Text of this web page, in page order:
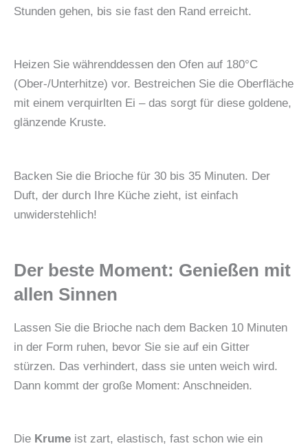
Stunden gehen, bis sie fast den Rand erreicht.
Heizen Sie währenddessen den Ofen auf 180°C
(Ober-/Unterhitze) vor. Bestreichen Sie die Oberfläche
mit einem verquirlten Ei – das sorgt für diese goldene,
glänzende Kruste.
Backen Sie die Brioche für 30 bis 35 Minuten. Der
Duft, der durch Ihre Küche zieht, ist einfach
unwiderstehlich!
Der beste Moment: Genießen mit
allen Sinnen
Lassen Sie die Brioche nach dem Backen 10 Minuten
in der Form ruhen, bevor Sie sie auf ein Gitter
stürzen. Das verhindert, dass sie unten weich wird.
Dann kommt der große Moment: Anschneiden.
Die Krume ist zart, elastisch, fast schon wie ein